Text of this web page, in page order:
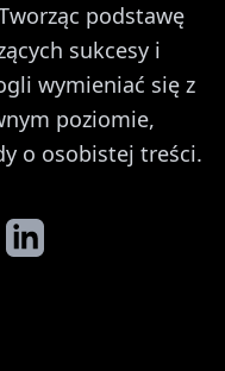
podstawę
sukcesy i
wymieniać się z
poziomie,
o osobistej treści.